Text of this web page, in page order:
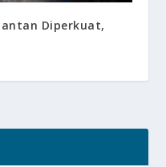
Diperkuat,